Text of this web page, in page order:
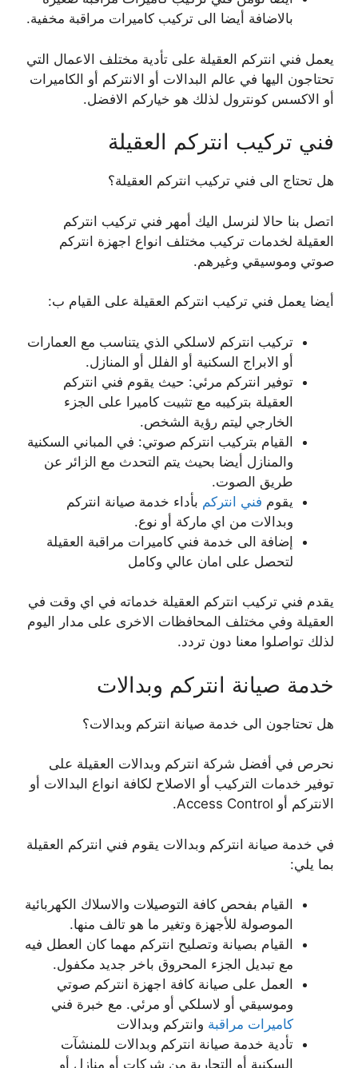
بالاضافة أيضا الى تركيب كاميرات مراقبة مخفية.
يعمل فني انتركم العقيلة على تأدية مختلف الاعمال التي
تحتاجون اليها في عالم البدالات أو الانتركم أو الكاميرات
أو الاكسس كونترول لذلك هو خياركم الافضل.
فني تركيب انتركم العقيلة
هل تحتاج الى فني تركيب انتركم العقيلة؟
اتصل بنا حالا لنرسل اليك أمهر فني تركيب انتركم
العقيلة لخدمات تركيب مختلف انواع اجهزة انتركم
صوتي وموسيقي وغيرهم.
أيضا يعمل فني تركيب انتركم العقيلة على القيام ب:
تركيب انتركم لاسلكي الذي يتناسب مع العمارات
أو الابراج السكنية أو الفلل أو المنازل.
توفير انتركم مرئي: حيث يقوم فني انتركم
العقيلة بتركيبه مع تثبيت كاميرا على الجزء
الخارجي ليتم رؤية الشخص.
القيام بتركيب انتركم صوتي: في المباني السكنية
والمنازل أيضا بحيث يتم التحدث مع الزائر عن
طريق الصوت.
يقوم فني انتركم بأداء خدمة صيانة انتركم
وبدالات من اي ماركة أو نوع.
إضافة الى خدمة فني كاميرات مراقبة العقيلة
لتحصل على امان عالي وكامل
يقدم فني تركيب انتركم العقيلة خدماته في اي وقت في
العقيلة وفي مختلف المحافظات الاخرى على مدار اليوم
لذلك تواصلوا معنا دون تردد.
خدمة صيانة انتركم وبدالات
هل تحتاجون الى خدمة صيانة انتركم وبدالات؟
نحرص في أفضل شركة انتركم وبدالات العقيلة على
توفير خدمات التركيب أو الاصلاح لكافة انواع البدالات أو
الانتركم أو Access Control.
في خدمة صيانة انتركم وبدالات يقوم فني انتركم العقيلة
بما يلي:
القيام بفحص كافة التوصيلات والاسلاك الكهربائية
الموصولة للأجهزة وتغير ما هو تالف منها.
القيام بصيانة وتصليح انتركم مهما كان العطل فيه
مع تبديل الجزء المحروق باخر جديد مكفول.
العمل على صيانة كافة اجهزة انتركم صوتي
وموسيقي أو لاسلكي أو مرئي. مع خبرة فني
كاميرات مراقبة وانتركم وبدالات
تأدية خدمة صيانة انتركم وبدالات للمنشآت
السكنية أو التجارية من شركات أو منازل أو